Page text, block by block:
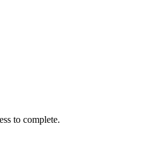
to complete.